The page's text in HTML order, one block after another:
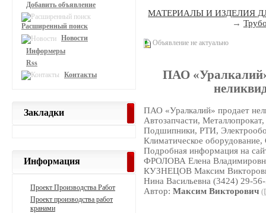
МАТЕРИАЛЫ И ИЗДЕЛИЯ
→
Объявление не актуально
ПАО
ПАО «Уралкалий» продает
Автозапчасти,
Подшипники, РТИ,
Климатическое
Подробная информация на
ФРОЛОВА Елена
КУЗНЕЦОВ Максим
Нина Васильевна (3424) 29-
Автор:Максим Викторович
Добавить объявление
Расширенный поиск
Новости
Информеры
Rss
Контакты
Закладки
Информация
Проект Производства Работ
Проект производства работ
кранами